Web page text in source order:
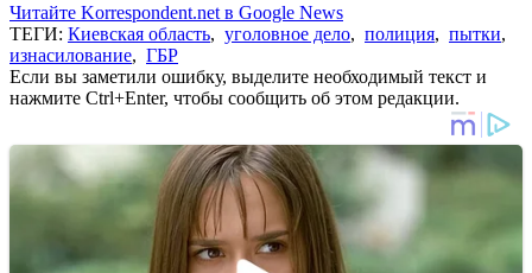
Читайте Korrespondent.net в Google News
ТЕГИ: Киевская область, уголовное дело, полиция, пытки,
изнасилование, ГБР
Если вы заметили ошибку, выделите необходимый текст и
нажмите Ctrl+Enter, чтобы сообщить об этом редакции.